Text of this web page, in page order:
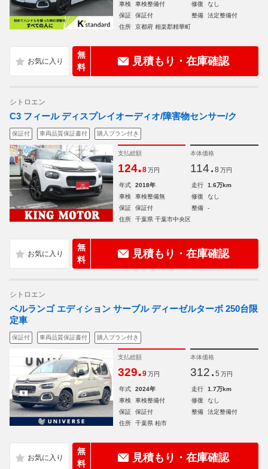
車検
車検整備付 修復
なし
保証
保証付 整備
法定整備付
住所
京都府 相楽郡精華町
無
料
見積もり・在庫確認
シトロエン
C3 フィール ディスプレイオーディオ/障害物センサー/ク
保証付 車両品質保証書付 購入プラン付き
支払総額
124.8 万円
本体価格
114. 8 万円
年式 2018年 走行
1.6万km
車検
車検整備無 修復
なし
保証
保証付 整備
-
住所
千葉県 千葉市中央区
無
料
見積もり・在庫確認
シトロエン
ベルランゴ エディション サーブル ディーゼルターボ 250台限
定車
保証付 車両品質保証書付 購入プラン付き
支払総額
329.9 万円
本体価格
312. 5 万円
年式 2024年 走行
1.7万km
車検
車検整備付 修復
なし
保証
保証付 整備
法定整備付
住所
千葉県 柏市
無
料
見積もり・在庫確認